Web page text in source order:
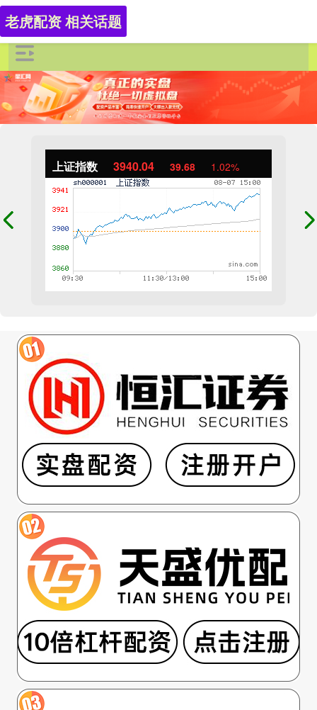
上证指数 3940.04 39.68 1.02%
老虎配资 相关话题